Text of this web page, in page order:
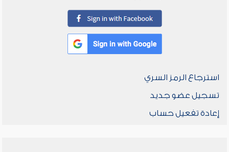
استرجاع الرمز السري
تسجيل عضو جديد
إعادة تفعيل حساب